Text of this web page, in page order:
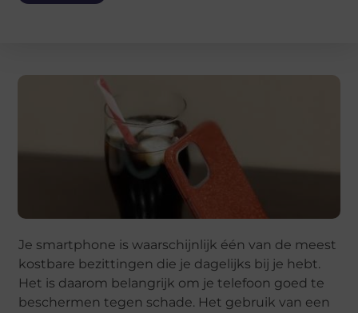
Je smartphone is waarschijnlijk één van de meest
kostbare bezittingen die je dagelijks bij je hebt.
Het is daarom belangrijk om je telefoon goed te
beschermen tegen schade. Het gebruik van een